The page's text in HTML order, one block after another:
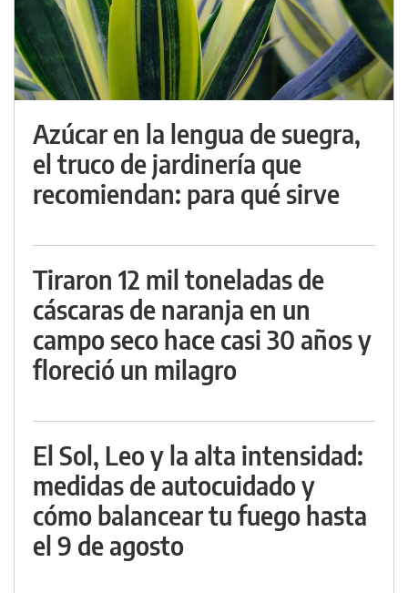
Azúcar en la lengua de suegra,
el truco de jardinería que
recomiendan: para qué sirve
Tiraron 12 mil toneladas de
cáscaras de naranja en un
campo seco hace casi 30 años y
floreció un milagro
El Sol, Leo y la alta intensidad:
medidas de autocuidado y
cómo balancear tu fuego hasta
el 9 de agosto